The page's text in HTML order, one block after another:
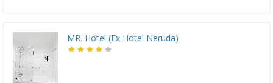
MR. Hotel (Ex Hotel Neruda)